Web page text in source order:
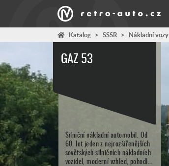
Katalog > SSSR > Nákladní vozy
GAZ 53
Silniční nákladní automobil. Od
60. let jeden z nejrozšířenějších
sovětských silničních nákladních
vozidel, moderní vzhled, pohodl...